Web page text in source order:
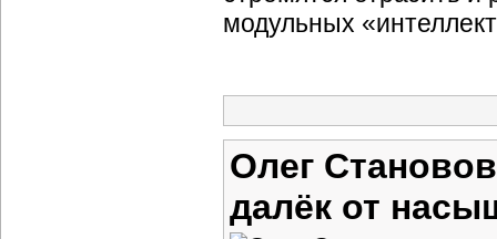
модульных
Олег
далёк от